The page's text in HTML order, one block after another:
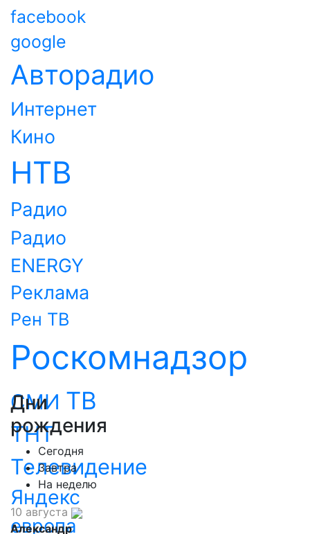
facebook
google
Авторадио
Интернет
Кино
НТВ
Радио
Радио
ENERGY
Реклама
Рен ТВ
Роскомнадзор
СМИ ТВ
ТНТ
Телевидение
Яндекс
европа
Дни
рождения
Сегодня
Завтра
На неделю
10 августа
Александр